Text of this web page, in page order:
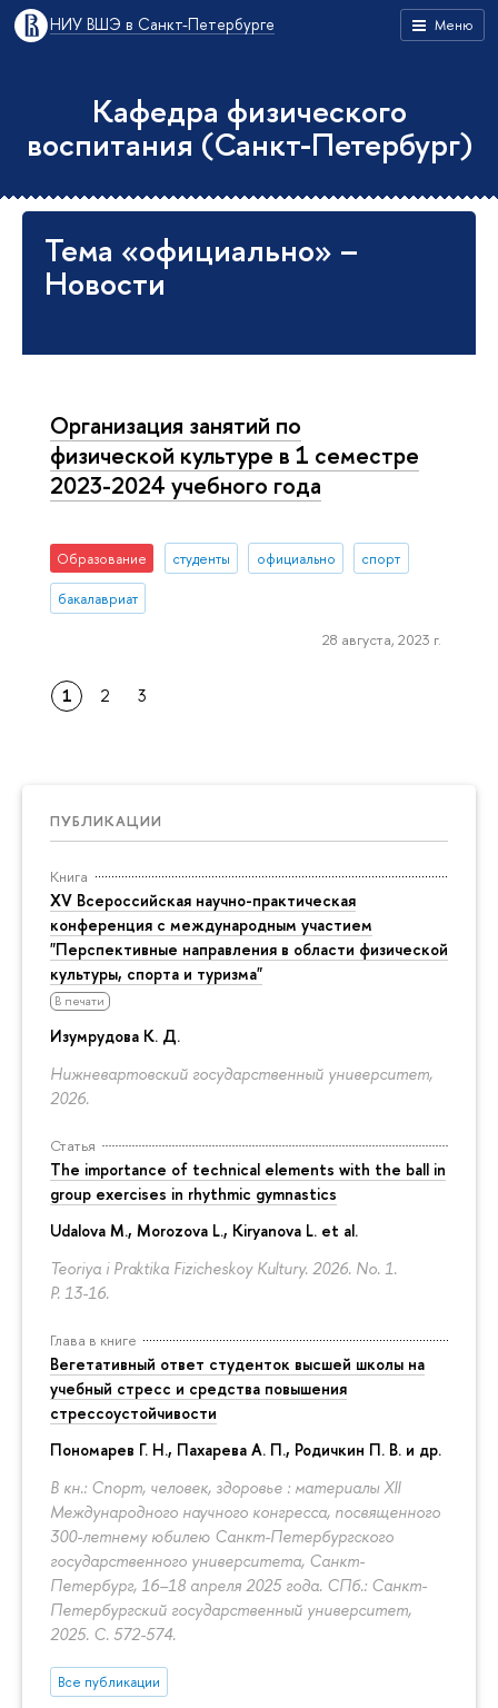
Меню
НИУ ВШЭ в Санкт-Петербурге
ПУБЛИКАЦИИ
Книга
XV Всероссийская научно-практическая
конференция с международным участием
"Перспективные направления в области физической
культуры, спорта и туризма"
В печати
Изумрудова К. Д.
Нижневартовский государственный университет,
2026.
Статья
The importance of technical elements with the ball in
group exercises in rhythmic gymnastics
Udalova M., Morozova L., Kiryanova L. et al.
Teoriya i Praktika Fizicheskoy Kultury. 2026. No. 1.
P. 13-16.
Глава в книге
Вегетативный ответ студенток высшей школы на
учебный стресс и средства повышения
стрессоустойчивости
Пономарев Г. Н., Пахарева А. П., Родичкин П. В. и др.
В кн.: Спорт, человек, здоровье : материалы XII
Международного научного конгресса, посвященного
300-летнему юбилею Санкт-Петербургского
государственного университета, Санкт-
Петербург, 16–18 апреля 2025 года. СПб.: Санкт-
Петербургский государственный университет,
2025. С. 572-574.
Все публикации
Кафедра физического
воспитания (Санкт-Петербург)
Тема «официально» –
Новости
Организация занятий по
физической культуре в 1 семестре
2023-2024 учебного года
Образование студенты официально спорт
бакалавриат
28 августа, 2023 г.
1 2 3